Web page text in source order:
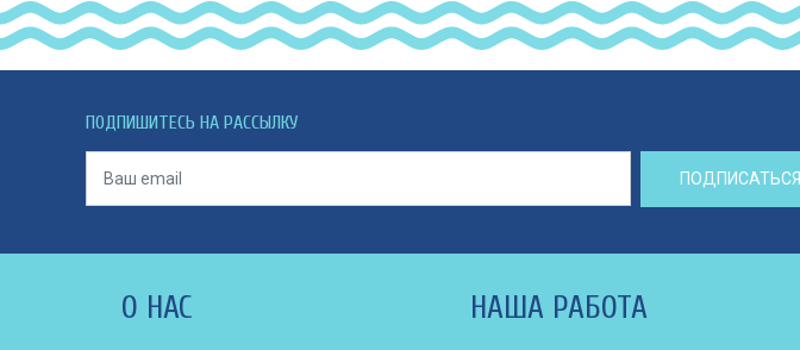
ПОДПИШИТЕСЬ НА РАССЫЛКУ
ПОДПИСАТЬСЯ
О НАС НАША РАБОТА